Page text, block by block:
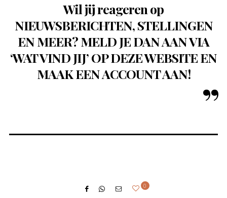
Wil jij reageren op
NIEUWSBERICHTEN, STELLINGEN
EN MEER? MELD JE DAN AAN VIA
‘WAT VIND JIJ’ OP DEZE WEBSITE EN
MAAK EEN ACCOUNT AAN!
0